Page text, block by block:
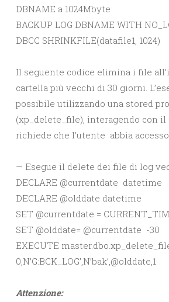
DBNAME a 1024Mbyte
BACKUP LOG DBNAME WITH
DBCC SHRINKFILE(datafile1, 1024)
Il seguente codice elimina i file
cartella più vecchi di 30 giorni.
possibile utilizzando una stored
(xp_delete_file), interagendo con
richiede che l’utente abbia
— Esegue il delete dei file di log
DECLARE @currentdate datetime
DECLARE @olddate datetime
SET @currentdate =
SET @olddate= @currentdate -30
EXECUTE
0,N’G:BCK_LOG’,N’bak’,@olddate,1
Attenzione: